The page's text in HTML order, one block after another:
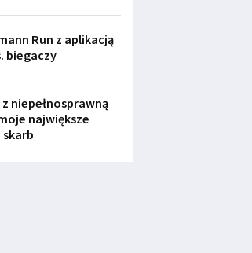
Run z aplikacją
biegaczy
niepełnosprawną
największe
skarb